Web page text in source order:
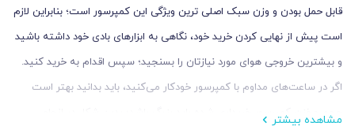
قابل حمل بودن و وزن سبک اصلی ترین ویژگی این کمپرسور است؛ بنابراین لازم
است پیش از نهایی کردن خرید خود، نگاهی به ابزارهای بادی خود داشته باشید
و بیشترین خروجی هوای مورد نیازتان را بسنجید؛ سپس اقدام به خرید کنید.
اگر در ساعت‌های مداوم با کمپرسور خودکار می‌کنید، باید بدانید بهتر است
حجم مخزن کمپرسور خریداری شده باید بزرگ باشد؛ بدین شکل در انجام
مشاهده بیشتر